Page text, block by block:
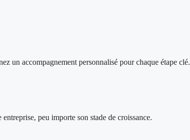
un accompagnement personnalisé pour chaque étape clé.
peu importe son stade de croissance.